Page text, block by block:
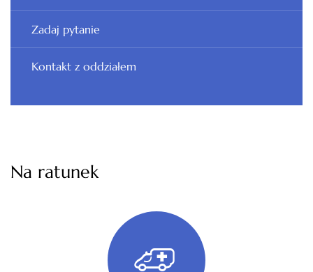
Zadaj pytanie
Kontakt z oddziałem
Na ratunek